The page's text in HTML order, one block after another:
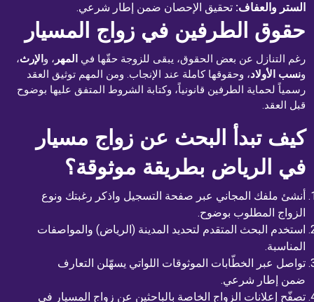
الستر والعفاف: تحقيق الإحصان ضمن إطار شرعي.
حقوق الطرفين في زواج المسيار
رغم التنازل عن بعض الحقوق، يبقى للزوجة حقّها في المهر ، و الإرث،
ونسب الأولاد، وحقوقها كاملة عند الإنجاب. ومن المهم توثيق العقد
رسمياً لحماية الطرفين قانونياً، وكتابة الشروط المتفق عليها بوضوح
قبل العقد.
كيف تبدأ البحث عن زواج مسيار
في الرياض بطريقة موثوقة؟
أنشئ ملفك المجاني عبر صفحة التسجيل واذكر رغبتك ونوع
الزواج المطلوب بوضوح.
استخدم البحث المتقدم لتحديد المدينة (الرياض) والمواصفات
المناسبة.
تواصل عبر الخطّابات الموثوقات اللواتي يسهّلن التعارف
ضمن إطار شرعي.
تصفّح إعلانات الزواج الخاصة بالباحثين عن زواج المسيار في